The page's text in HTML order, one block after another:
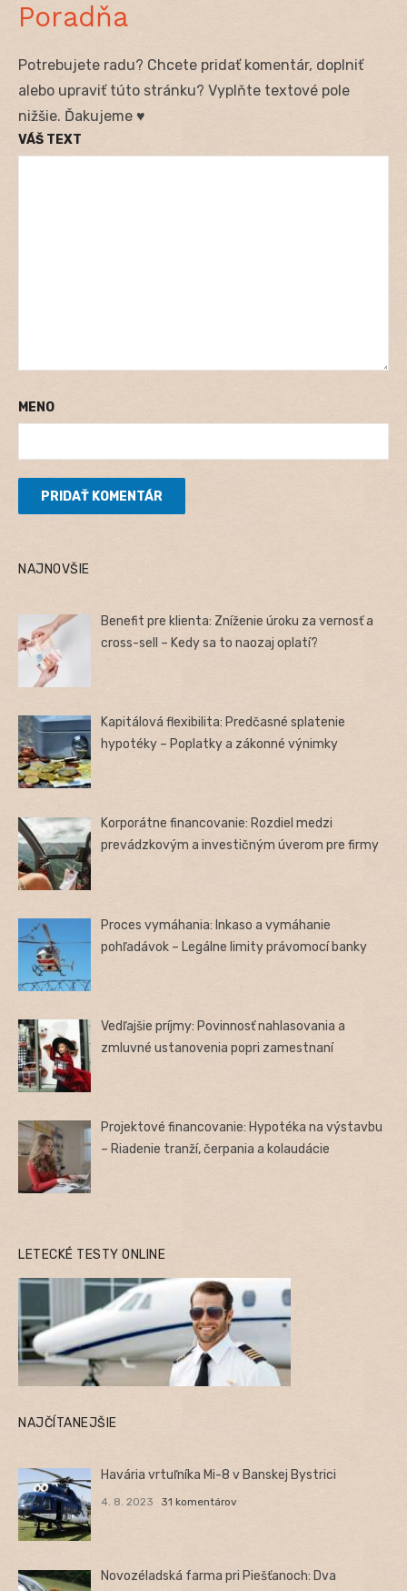
Poradňa
Potrebujete radu? Chcete pridať komentár, doplniť
alebo upraviť túto stránku? Vyplňte textové pole
nižšie. Ďakujeme ♥
VÁŠ TEXT
MENO
NAJNOVŠIE
Benefit pre klienta: Zníženie úroku za vernosť a
cross-sell – Kedy sa to naozaj oplatí?
Kapitálová flexibilita: Predčasné splatenie
hypotéky – Poplatky a zákonné výnimky
Korporátne financovanie: Rozdiel medzi
prevádzkovým a investičným úverom pre firmy
Proces vymáhania: Inkaso a vymáhanie
pohľadávok – Legálne limity právomocí banky
Vedľajšie príjmy: Povinnosť nahlasovania a
zmluvné ustanovenia popri zamestnaní
Projektové financovanie: Hypotéka na výstavbu
– Riadenie tranží, čerpania a kolaudácie
LETECKÉ TESTY ONLINE
NAJČÍTANEJŠIE
Havária vrtuľníka Mi-8 v Banskej Bystrici
4. 8. 2023 31 komentárov
Novozéladská farma pri Piešťanoch: Dva